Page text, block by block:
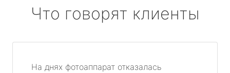
Что говорят клиенты
На днях фотоаппарат отказалась